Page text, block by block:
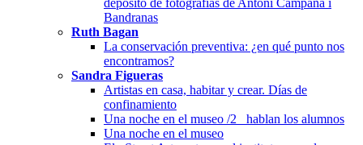
Bandranas
Ruth Bagan
La conservación preventiva: ¿en qué punto nos
encontramos?
Sandra Figueras
Artistas en casa, habitar y crear. Días de
confinamiento
Una noche en el museo /2_ hablan los alumnos
Una noche en el museo